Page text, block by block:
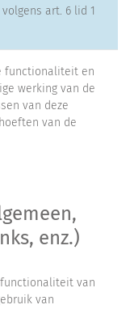
art. 6 lid 1
functionaliteit en
werking van de
van deze
van de
enz.)
van
van